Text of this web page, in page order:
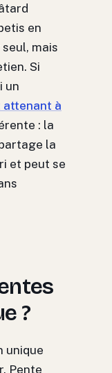
en
mais
Si
un
attenant à
: la
la
et peut se
?
unique
Pente